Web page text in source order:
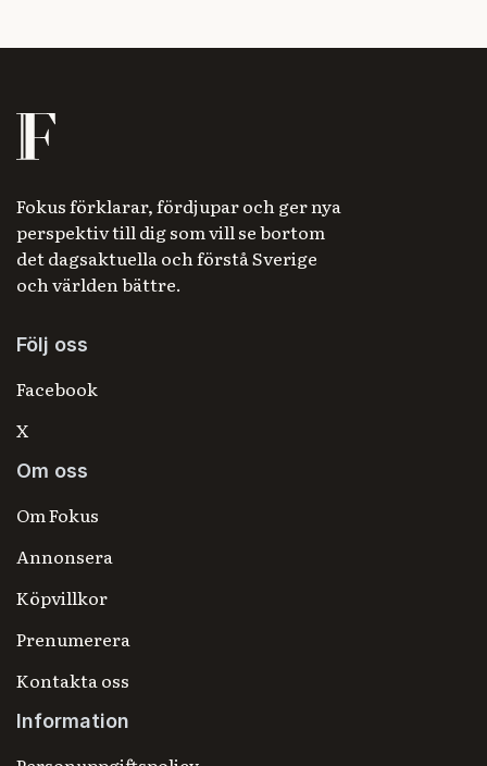
Fokus förklarar, fördjupar och ger nya
perspektiv till dig som vill se bortom
det dagsaktuella och förstå Sverige
och världen bättre.
Följ oss
Facebook
X
Om oss
Om Fokus
Annonsera
Köpvillkor
Prenumerera
Kontakta oss
Information